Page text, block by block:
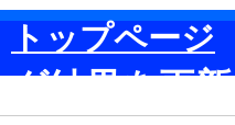
トップページ
グ結果を更